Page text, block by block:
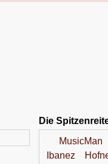
Die
MusicMan
Ibanez